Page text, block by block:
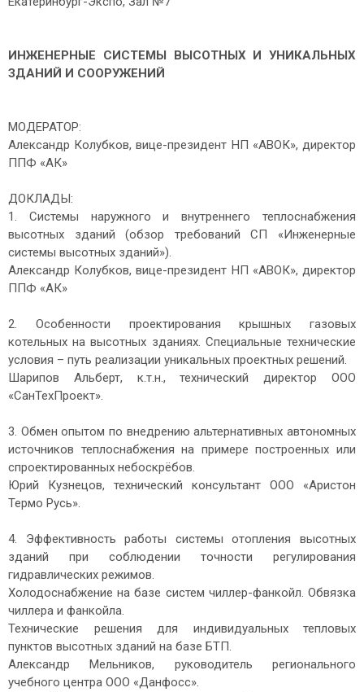
ИНЖЕНЕРНЫЕ СИСТЕМЫ ВЫСОТНЫХ И УНИКАЛЬНЫХ
ЗДАНИЙ И СООРУЖЕНИЙ
МОДЕРАТОР:
Александр Колубков, вице-президент НП «АВОК», директор
ППФ «АК»
ДОКЛАДЫ:
1. Системы наружного и внутреннего теплоснабжения
высотных зданий (обзор требований СП «Инженерные
системы высотных зданий»).
Александр Колубков, вице-президент НП «АВОК», директор
ППФ «АК»
2. Особенности проектирования крышных газовых
котельных на высотных зданиях. Специальные технические
условия – путь реализации уникальных проектных решений.
Шарипов Альберт, к.т.н., технический директор ООО
«СанТехПроект».
3. Обмен опытом по внедрению альтернативных автономных
источников теплоснабжения на примере построенных или
спроектированных небоскрёбов.
Юрий Кузнецов, технический консультант ООО «Аристон
Термо Русь».
4. Эффективность работы системы отопления высотных
зданий при соблюдении точности регулирования
гидравлических режимов.
Холодоснабжение на базе систем чиллер-фанкойл. Обвязка
чиллера и фанкойла.
Технические решения для индивидуальных тепловых
пунктов высотных зданий на базе БТП.
Александр Мельников, руководитель регионального
учебного центра ООО «Данфосс».